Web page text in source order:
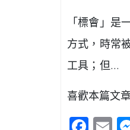
「標會」是
方式，時常
工具；但…
喜歡本篇文